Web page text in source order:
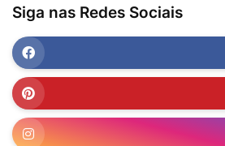
Siga nas Redes Sociais